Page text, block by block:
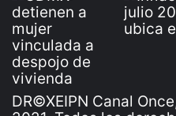
DR©XEIPN Canal